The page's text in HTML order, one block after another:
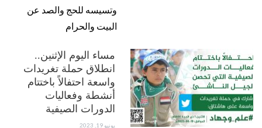
وتسيسه للحج والصد عن
البيت والحرام
مساء اليوم الإثنين..
انطلاق حملة تغريدات
واسعة احتفالاً باختتام
أنشطة وفعاليات
الدورات الصيفية
يونيو 19, 2023